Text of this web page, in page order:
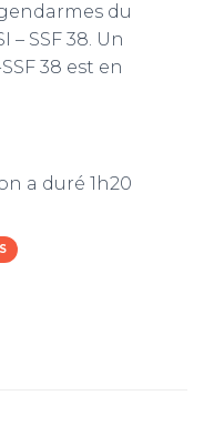
du
– SSF 38. Un
38 est en
a duré 1h20